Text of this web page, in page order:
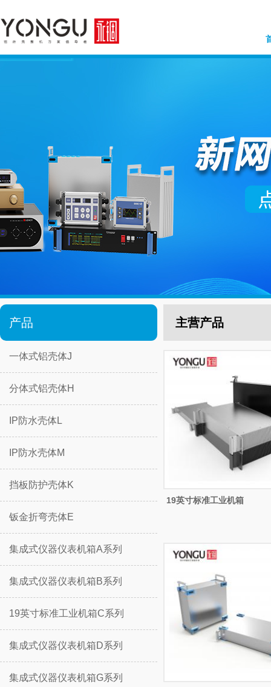
产品
一体式铝壳体J
分体式铝壳体H
IP防水壳体L
IP防水壳体M
挡板防护壳体K
钣金折弯壳体E
集成式仪器仪表机箱A系列
集成式仪器仪表机箱B系列
19英寸标准工业机箱C系列
集成式仪器仪表机箱D系列
集成式仪器仪表机箱G系列
主营产品
19英寸标准工业机箱